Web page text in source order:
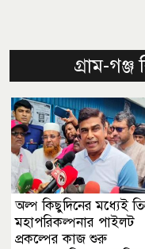
গ্রাম-
অল্প কিছুদিনের মধ্যেই
মহাপরিকল্পনার পাইলট
প্রকল্পের কাজ শুরু